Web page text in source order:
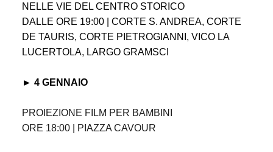
NELLE VIE DEL CENTRO STORICO
DALLE ORE 19:00 | CORTE S. ANDREA, CORTE
DE TAURIS, CORTE PIETROGIANNI, VICO LA
LUCERTOLA, LARGO GRAMSCI
► 4 GENNAIO
PROIEZIONE FILM PER BAMBINI
ORE 18:00 | PIAZZA CAVOUR